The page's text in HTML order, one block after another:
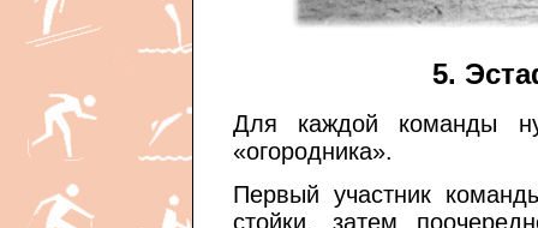
5.
Для каждой команды
«огородника».
Первый участник
стойки, затем